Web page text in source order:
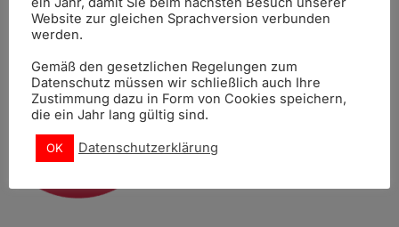
Website zur gleichen Sprachversion verbunden
werden.
Gemäß den gesetzlichen Regelungen zum
Datenschutz müssen wir schließlich auch Ihre
Zustimmung dazu in Form von Cookies speichern,
die ein Jahr lang gültig sind.
OK Datenschutzerklärung